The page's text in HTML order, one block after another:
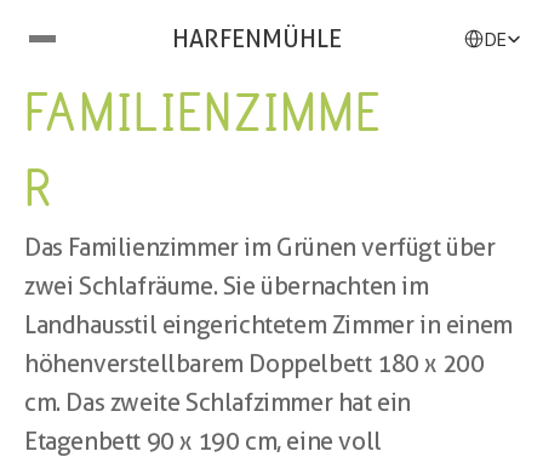
HARFENMÜHLE DE
FAMILIENZIMME
R
Das Familienzimmer im Grünen verfügt über
zwei Schlafräume. Sie übernachten im
Landhausstil eingerichtetem Zimmer in einem
höhenverstellbarem Doppelbett 180 x 200
cm. Das zweite Schlafzimmer hat ein
Etagenbett 90 x 190 cm, eine voll